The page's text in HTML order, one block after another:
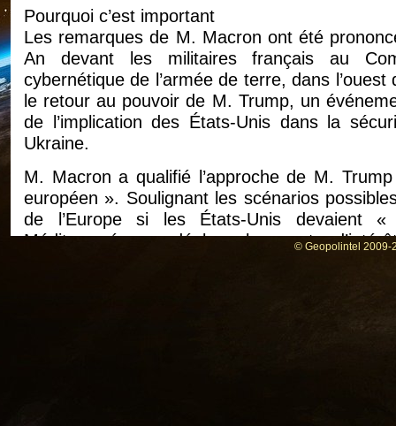
Pourquoi c’est important
Les remarques de M. Macron ont été
An devant les militaires français au
cybernétique de l’armée de terre, dans
le retour au pouvoir de M. Trump, un
de l’implication des États-Unis dans la
Ukraine.
M. Macron a qualifié l’approche de M.
européen ». Soulignant les scénarios
de l’Europe si les États-Unis devaient
Méditerranée » ou déplacer leur centre© Geopolintel 2009-